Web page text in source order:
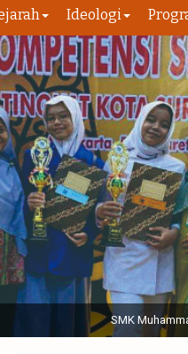
Ideologi
(dari kiri) Pertunjukan Tapak
Muhammadiyah 48 ||